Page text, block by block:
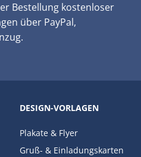
Bestellung kostenloser
über PayPal,
DESIGN-VORLAGEN
Plakate & Flyer
Gruß- & Einladungskarten